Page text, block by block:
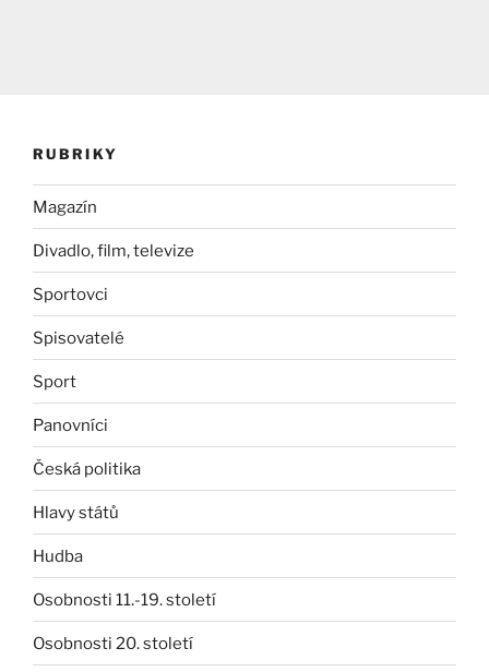
RUBRIKY
Magazín
Divadlo, film, televize
Sportovci
Spisovatelé
Sport
Panovníci
Česká politika
Hlavy států
Hudba
Osobnosti 11.-19. století
Osobnosti 20. století